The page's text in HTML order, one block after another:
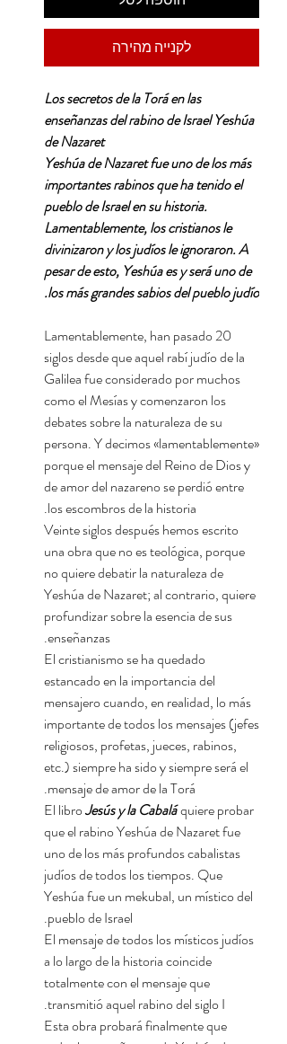
לקנייה מהירה
Los secretos de la Torá en las
enseñanzas del rabino de Israel Yeshúa
de Nazaret
Yeshúa de Nazaret fue uno de los más
importantes rabinos que ha tenido el
pueblo de Israel en su historia.
Lamentablemente, los cristianos le
divinizaron y los judíos le ignoraron. A
pesar de esto, Yeshúa es y será uno de
los más grandes sabios del pueblo judío.
Lamentablemente, han pasado 20
siglos desde que aquel rabí judío de la
Galilea fue considerado por muchos
como el Mesías y comenzaron los
debates sobre la naturaleza de su
persona. Y decimos «lamentablemente»
porque el mensaje del Reino de Dios y
de amor del nazareno se perdió entre
los escombros de la historia.
Veinte siglos después hemos escrito
una obra que no es teológica, porque
no quiere debatir la naturaleza de
Yeshúa de Nazaret; al contrario, quiere
profundizar sobre la esencia de sus
enseñanzas.
El cristianismo se ha quedado
estancado en la importancia del
mensajero cuando, en realidad, lo más
importante de todos los mensajes (jefes
religiosos, profetas, jueces, rabinos,
etc.) siempre ha sido y siempre será el
mensaje de amor de la Torá.
El libroJesús y la Cabaláquiere probar
que el rabino Yeshúa de Nazaret fue
uno de los más profundos cabalistas
judíos de todos los tiempos. Que
Yeshúa fue un mekubal, un místico del
pueblo de Israel.
El mensaje de todos los místicos judíos
a lo largo de la historia coincide
totalmente con el mensaje que
transmitió aquel rabino del siglo I.
Esta obra probará finalmente que